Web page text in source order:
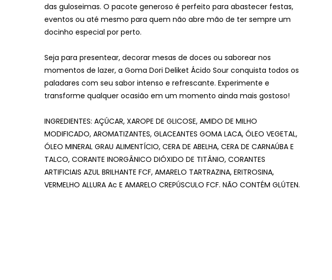
das guloseimas. O pacote generoso é perfeito para abastecer festas,
eventos ou até mesmo para quem não abre mão de ter sempre um
docinho especial por perto.
Seja para presentear, decorar mesas de doces ou saborear nos
momentos de lazer, a Goma Dori Deliket Ácido Sour conquista todos os
paladares com seu sabor intenso e refrescante. Experimente e
transforme qualquer ocasião em um momento ainda mais gostoso!
INGREDIENTES: AÇÚCAR, XAROPE DE GLICOSE, AMIDO DE MILHO
MODIFICADO, AROMATIZANTES, GLACEANTES GOMA LACA, ÓLEO VEGETAL,
ÓLEO MINERAL GRAU ALIMENTÍCIO, CERA DE ABELHA, CERA DE CARNAÚBA E
TALCO, CORANTE INORGÂNICO DIÓXIDO DE TITÂNIO, CORANTES
ARTIFICIAIS AZUL BRILHANTE FCF, AMARELO TARTRAZINA, ERITROSINA,
VERMELHO ALLURA Ac E AMARELO CREPÚSCULO FCF. NÃO CONTÉM GLÚTEN.